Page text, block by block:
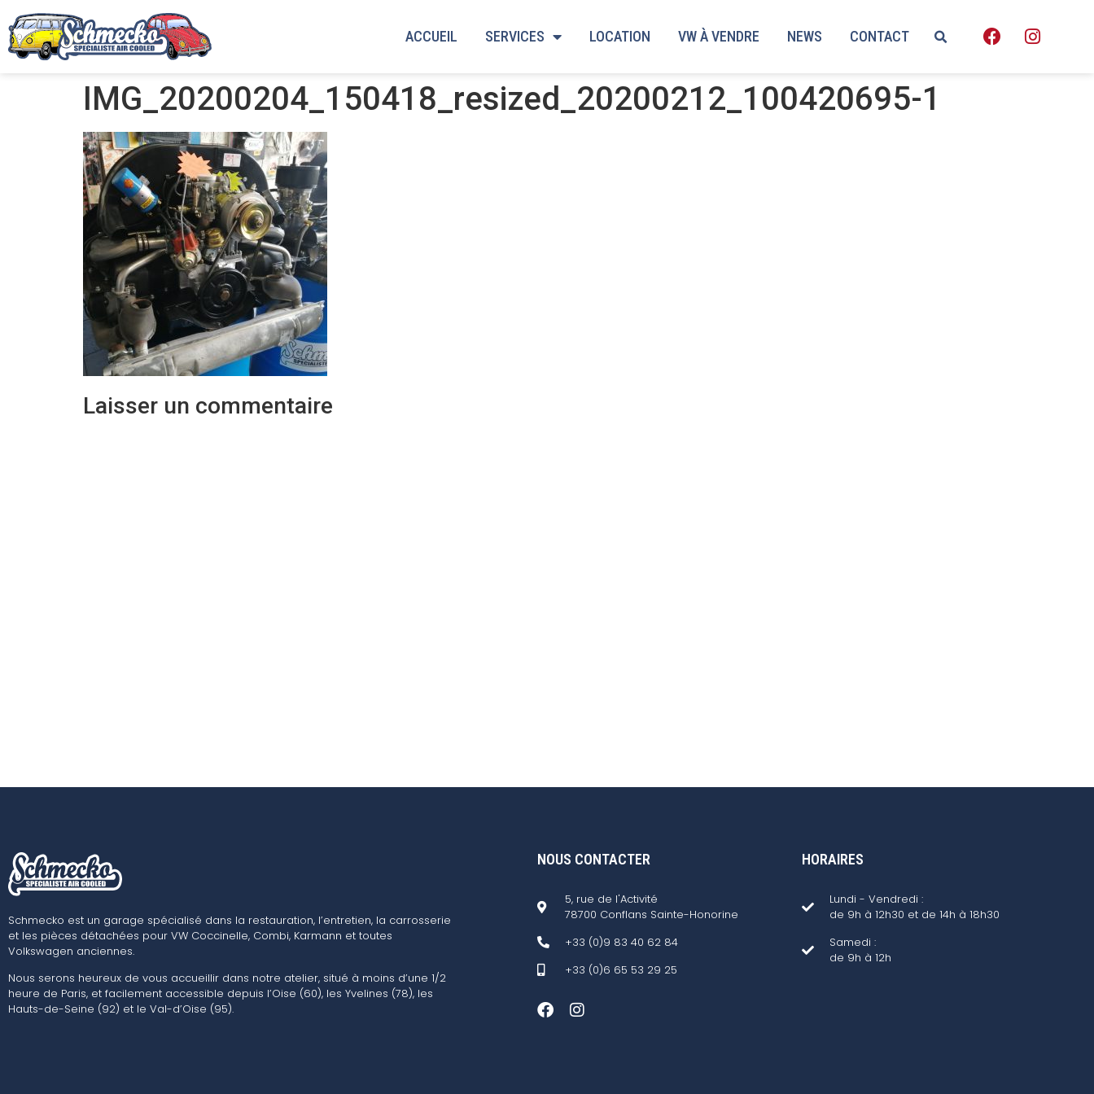
ACCUEIL SERVICES LOCATION VW À VENDRE NEWS CONTACT
IMG_20200204_150418_resized_20200212_100420695-1
Laisser un commentaire
Schmecko est un garage spécialisé dans la restauration, l’entretien, la carrosserie
et les pièces détachées pour VW Coccinelle, Combi, Karmann et toutes
Volkswagen anciennes.
Nous serons heureux de vous accueillir dans notre atelier, situé à moins d’une 1/2
heure de Paris, et facilement accessible depuis l’Oise (60), les Yvelines (78), les
Hauts-de-Seine (92) et le Val-d’Oise (95).
NOUS CONTACTER
5, rue de l'Activité
78700 Conflans Sainte-Honorine
+33 (0)9 83 40 62 84
+33 (0)6 65 53 29 25
HORAIRES
Lundi - Vendredi :
de 9h à 12h30 et de 14h à 18h30
Samedi :
de 9h à 12h